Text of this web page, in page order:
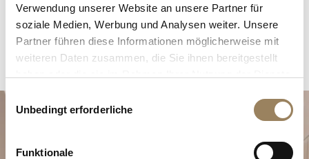
Verwendung unserer Website an unsere Partner für
soziale Medien, Werbung und Analysen weiter. Unsere
Partner führen diese Informationen möglicherweise mit
weiteren Daten zusammen, die Sie ihnen bereitgestellt
Einwilligungsauswahl
Unbedingt erforderliche
Funktionale